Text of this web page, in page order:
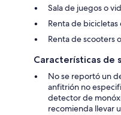
Sala de juegos o
Renta de
Renta de scooters
Características de
No se reportó un
anfitrión no
detector de
recomienda llevar